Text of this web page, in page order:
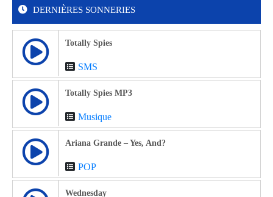
DERNIÈRES SONNERIES
Totally Spies
SMS
Totally Spies MP3
Musique
Ariana Grande – Yes, And?
POP
Wednesday